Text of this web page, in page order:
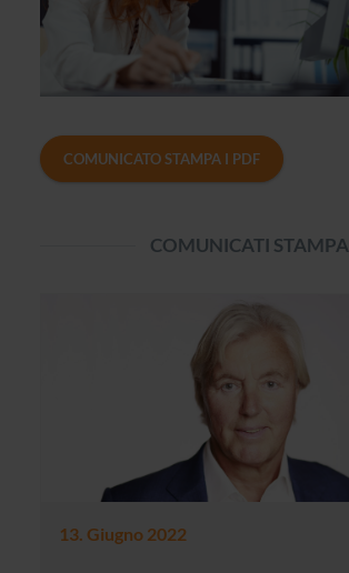
COMUNICATO STAMPA I PDF
COMUNICATI STAMPA
13. Giugno 2022